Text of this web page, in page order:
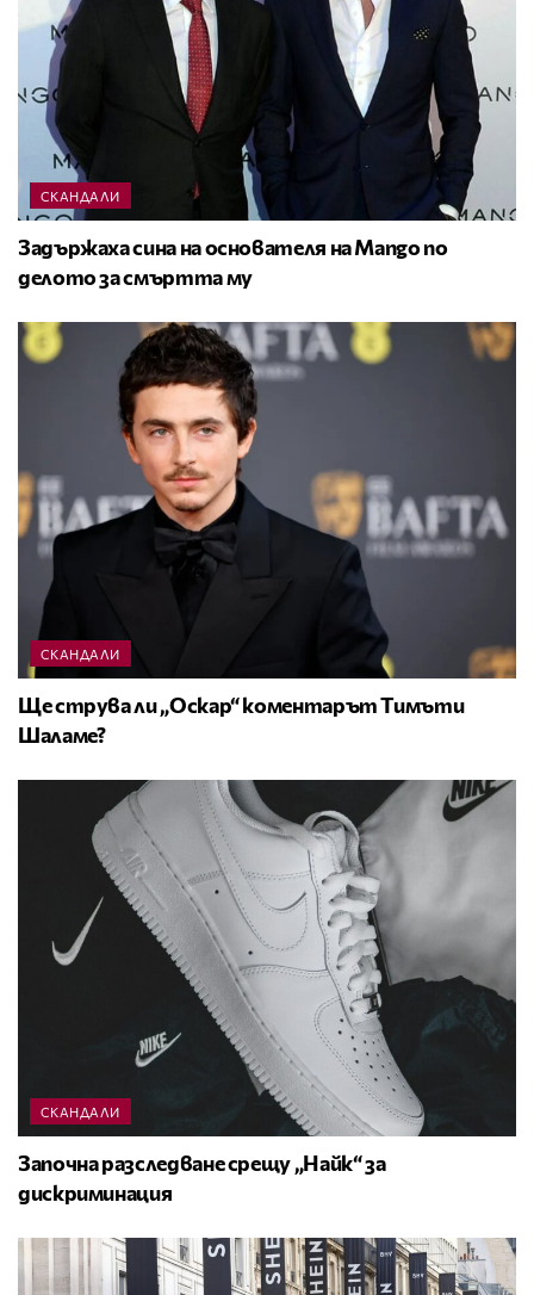
СКАНДАЛИ
Задържаха сина на основателя на Mango по
делото за смъртта му
СКАНДАЛИ
Ще струва ли „Оскар“ коментарът Тимъти
Шаламе?
СКАНДАЛИ
Започна разследване срещу „Найк“ за
дискриминация